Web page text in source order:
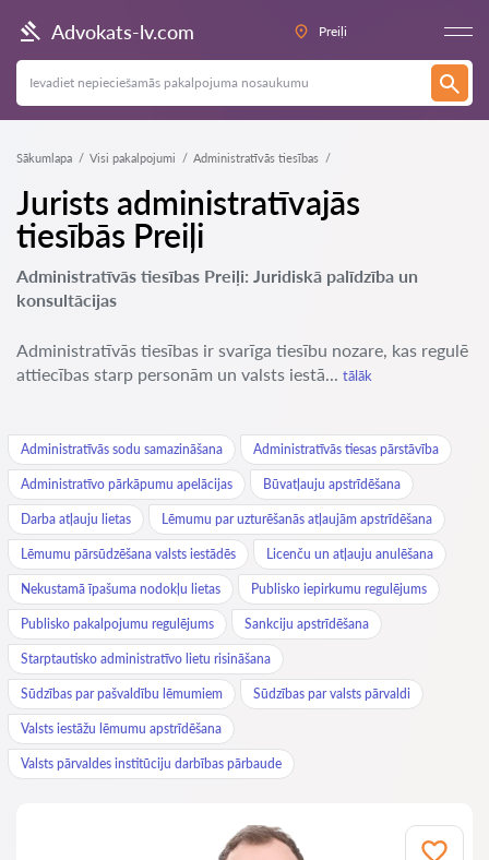
Advokats-lv.com Preiļi
Sākumlapa Visi pakalpojumi Administratīvās tiesības
Jurists administratīvajās
tiesībās Preiļi
Administratīvās tiesības Preiļi: Juridiskā palīdzība un
konsultācijas
Administratīvās tiesības ir svarīga tiesību nozare, kas regulē
attiecības starp personām un valsts iestā... tālāk
Administratīvās sodu samazināšana Administratīvās tiesas pārstāvība
Administratīvo pārkāpumu apelācijas Būvatļauju apstrīdēšana
Darba atļauju lietas Lēmumu par uzturēšanās atļaujām apstrīdēšana
Lēmumu pārsūdzēšana valsts iestādēs Licenču un atļauju anulēšana
Nekustamā īpašuma nodokļu lietas Publisko iepirkumu regulējums
Publisko pakalpojumu regulējums Sankciju apstrīdēšana
Starptautisko administratīvo lietu risināšana
Sūdzības par pašvaldību lēmumiem Sūdzības par valsts pārvaldi
Valsts iestāžu lēmumu apstrīdēšana
Valsts pārvaldes institūciju darbības pārbaude